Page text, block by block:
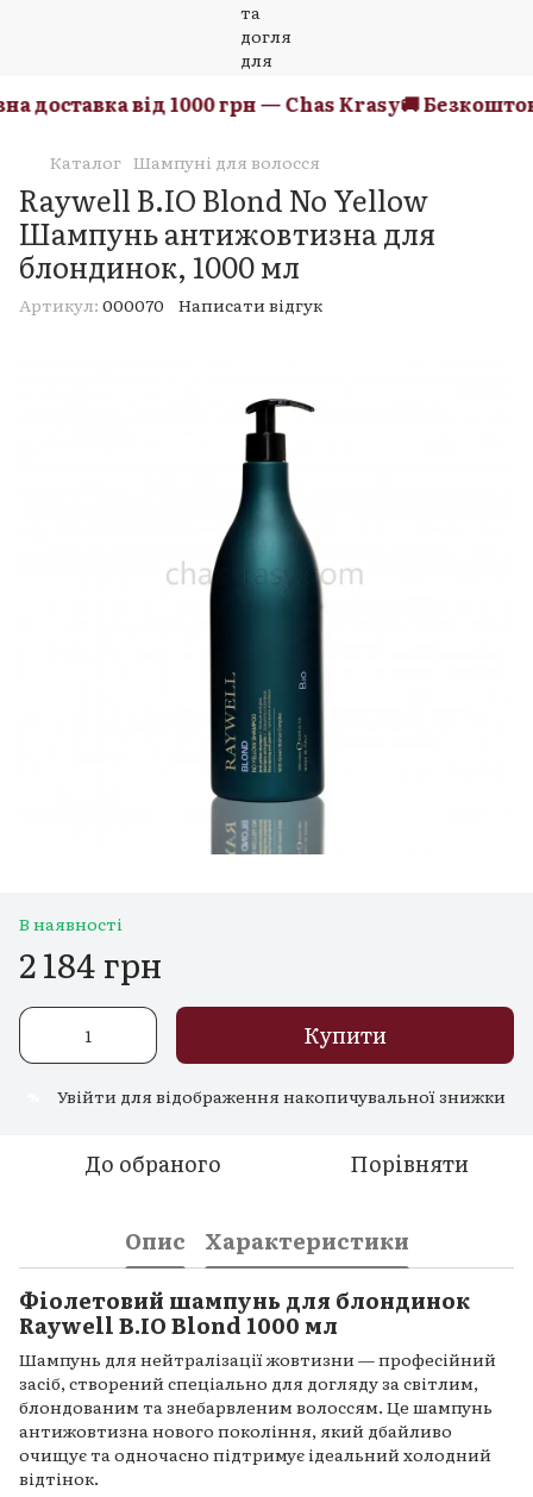
доставка від 1000 грн — Chas Krasy🚚
Каталог Шампуні для волосся
Raywell B.IO Blond No Yellow
Шампунь антижовтизна для
блондинок, 1000 мл
Артикул: 000070 Написати відгук
В наявності
2 184 грн
Купити
Увійти для відображення накопичувальної знижки
До обраного Порівняти
Опис
Характеристики
Фіолетовий шампунь для блондинок
Raywell B.IO Blond 1000 мл
Шампунь для нейтралізації жовтизни — професійний
засіб, створений спеціально для догляду за світлим,
блондованим та знебарвленим волоссям. Це шампунь
антижовтизна нового покоління, який дбайливо
очищує та одночасно підтримує ідеальний холодний
відтінок.